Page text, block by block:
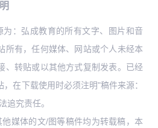
：弘成教育的所有文字、图片和音
所有，任何媒体、网站或个人未经本
、转贴或以其他方式复制发表。已经
在下载使用时必须注明"稿件来源：
追究责任。
媒体的文/图等稿件均为转载稿，本